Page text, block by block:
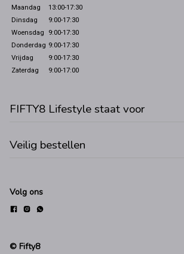
Maandag
13:00-17:30
Dinsdag
9:00-17:30
Woensdag
9:00-17:30
Donderdag 9:00-17:30
Vrijdag
9:00-17:30
Zaterdag
9:00-17:00
FIFTY8 Lifestyle staat voor
Veilig bestellen
Volg ons
© Fifty8